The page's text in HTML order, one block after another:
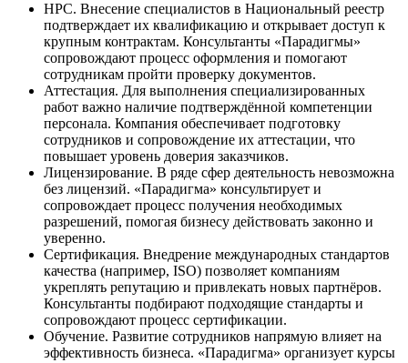
НРС. Внесение специалистов в Национальный реестр
подтверждает их квалификацию и открывает доступ к
крупным контрактам. Консультанты «Парадигмы»
сопровождают процесс оформления и помогают
сотрудникам пройти проверку документов.
Аттестация. Для выполнения специализированных
работ важно наличие подтверждённой компетенции
персонала. Компания обеспечивает подготовку
сотрудников и сопровождение их аттестации, что
повышает уровень доверия заказчиков.
Лицензирование. В ряде сфер деятельность невозможна
без лицензий. «Парадигма» консультирует и
сопровождает процесс получения необходимых
разрешений, помогая бизнесу действовать законно и
уверенно.
Сертификация. Внедрение международных стандартов
качества (например, ISO) позволяет компаниям
укреплять репутацию и привлекать новых партнёров.
Консультанты подбирают подходящие стандарты и
сопровождают процесс сертификации.
Обучение. Развитие сотрудников напрямую влияет на
эффективность бизнеса. «Парадигма» организует курсы